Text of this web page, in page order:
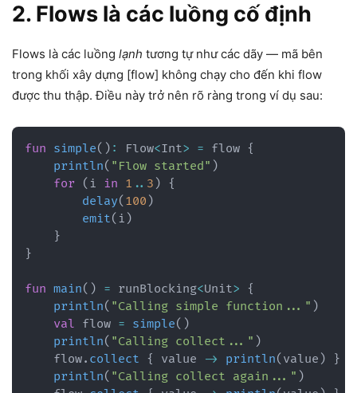
2. Flows là các luồng cố định
Flows là các luồng lạnh tương tự như các dãy — mã bên
trong khối xây dựng [flow] không chạy cho đến khi flow
được thu thập. Điều này trở nên rõ ràng trong ví dụ sau:
fun simple( ) : Flow<Int> = flow {
println( "Flow started" )
for
( i in 1 .. 3 ) {
delay( 100 )
emit( i )
}
}
fun main( ) = runBlocking<Unit> {
println( "Calling simple function..." )
val flow = simple( )
println( "Calling collect..." )
    flow
. collect { value -> println( value )
}
println( "Calling collect again..." )